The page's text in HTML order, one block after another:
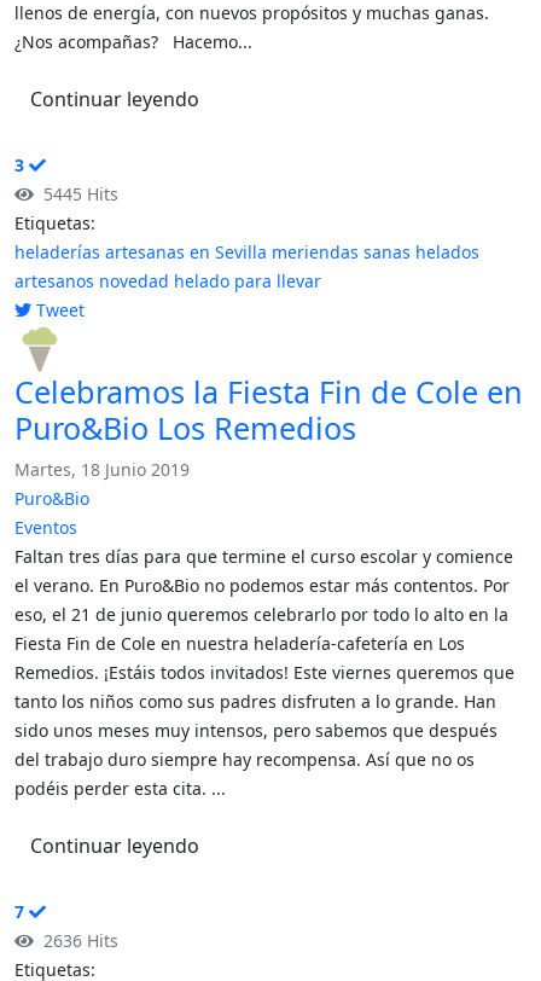
llenos de energía, con nuevos propósitos y muchas ganas.
¿Nos acompañas? Hacemo...
Continuar leyendo
3
5445 Hits
Etiquetas:
heladerías artesanas en Sevilla meriendas sanas helados
artesanos novedad helado para llevar
Tweet
pinterest
Celebramos la Fiesta Fin de Cole en
Puro&Bio Los Remedios
Martes, 18 Junio 2019
Puro&Bio
Eventos
Faltan tres días para que termine el curso escolar y comience
el verano. En Puro&Bio no podemos estar más contentos. Por
eso, el 21 de junio queremos celebrarlo por todo lo alto en la
Fiesta Fin de Cole en nuestra heladería-cafetería en Los
Remedios. ¡Estáis todos invitados! Este viernes queremos que
tanto los niños como sus padres disfruten a lo grande. Han
sido unos meses muy intensos, pero sabemos que después
del trabajo duro siempre hay recompensa. Así que no os
podéis perder esta cita. ...
Continuar leyendo
7
2636 Hits
Etiquetas: